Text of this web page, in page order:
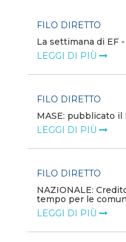
FILO DIRETTO
La settimana di EF
LEGGI DI PIÙ
FILO DIRETTO
MASE: pubblicato il
LEGGI DI PIÙ
FILO DIRETTO
NAZIONALE:
tempo per le
LEGGI DI PIÙ